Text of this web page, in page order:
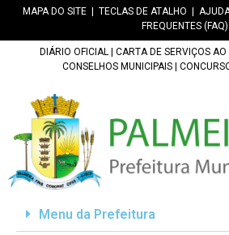
MAPA DO SITE TECLAS DE ATALHO
FREQUENTES (FAQ)
DIÁRIO OFICIAL CARTA DE SERVIÇOS AO
CONSELHOS MUNICIPAIS
Menu da Prefeitura